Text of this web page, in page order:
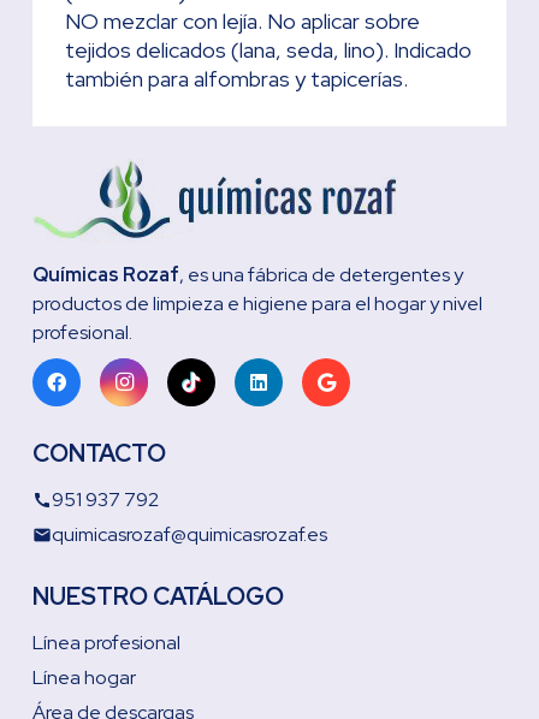
NO mezclar con lejía. No aplicar sobre
tejidos delicados (lana, seda, lino). Indicado
también para alfombras y tapicerías.
Químicas Rozaf, es una fábrica de detergentes y
productos de limpieza e higiene para el hogar y nivel
profesional.
CONTACTO
call951 937 792
emailquimicasrozaf@quimicasrozaf.es
NUESTRO CATÁLOGO
Línea profesional
Línea hogar
Área de descargas